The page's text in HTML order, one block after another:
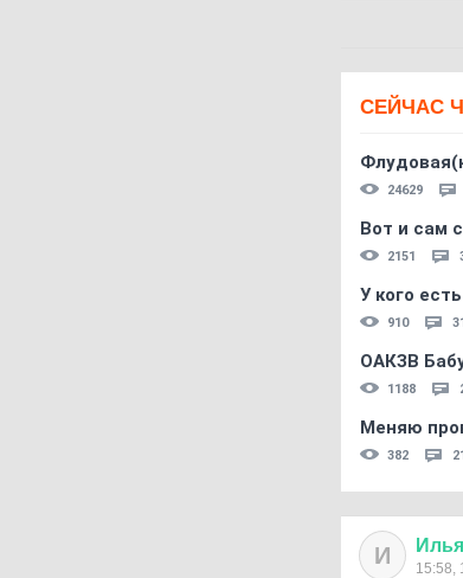
СЕЙЧАС
24629
Вот и сам
2151
У кого
910
ОАКЗВ
1188
Меняю
382
И Илья
15:58,